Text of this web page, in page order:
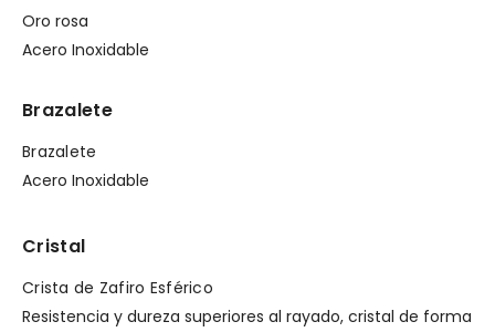
Oro rosa
Acero Inoxidable
Brazalete
Brazalete
Acero Inoxidable
Cristal
Crista de Zafiro Esférico
Resistencia y dureza superiores al rayado, cristal de forma